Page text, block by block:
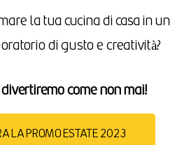
la tua cucina di casa in un
di gusto e creatività?
come non mai!
LA PROMO ESTATE 2023